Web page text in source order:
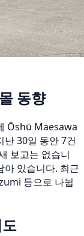
동향
Ōshū Maesawa
난 30일 동안 7건
보고는 없습니
아 있습니다. 최근
등으로 나뉩